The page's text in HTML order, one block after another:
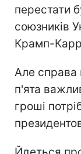
перестати
союзників
Крамп-
Але справа
п'ята
гроші